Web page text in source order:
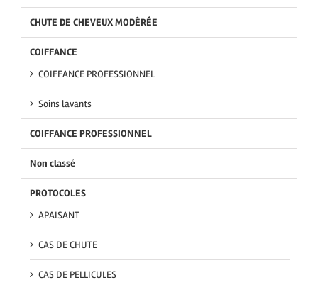
CHUTE DE CHEVEUX MODÉRÉE
COIFFANCE
COIFFANCE PROFESSIONNEL
Soins lavants
COIFFANCE PROFESSIONNEL
Non classé
PROTOCOLES
APAISANT
CAS DE CHUTE
CAS DE PELLICULES